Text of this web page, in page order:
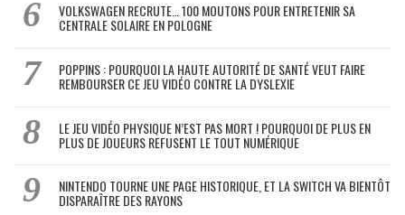
VOLKSWAGEN RECRUTE… 100 MOUTONS POUR ENTRETENIR SA
CENTRALE SOLAIRE EN POLOGNE
POPPINS : POURQUOI LA HAUTE AUTORITÉ DE SANTÉ VEUT FAIRE
REMBOURSER CE JEU VIDÉO CONTRE LA DYSLEXIE
LE JEU VIDÉO PHYSIQUE N’EST PAS MORT ! POURQUOI DE PLUS EN
PLUS DE JOUEURS REFUSENT LE TOUT NUMÉRIQUE
NINTENDO TOURNE UNE PAGE HISTORIQUE, ET LA SWITCH VA BIENTÔT
DISPARAÎTRE DES RAYONS